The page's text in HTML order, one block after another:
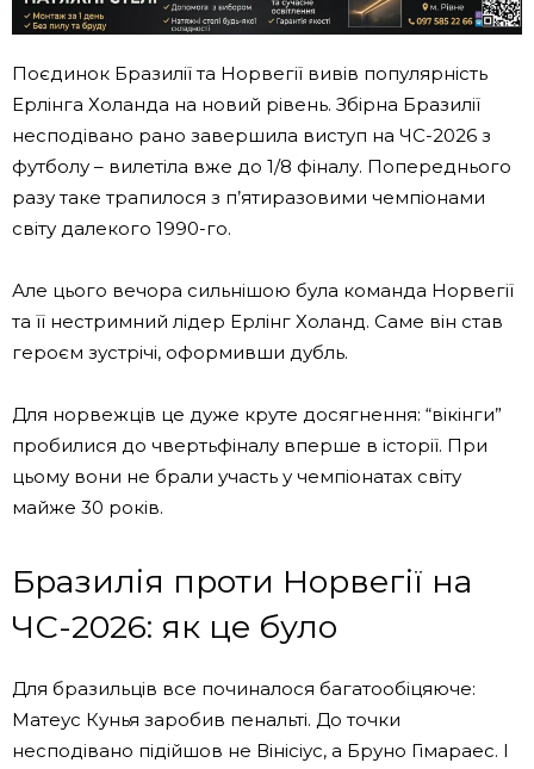
Поєдинок Бразилії та Норвегії вивів популярність
Ерлінга Холанда на новий рівень. Збірна Бразилії
несподівано рано завершила виступ на ЧС-2026 з
футболу – вилетіла вже до 1/8 фіналу. Попереднього
разу таке трапилося з п’ятиразовими чемпіонами
світу далекого 1990-го.
Але цього вечора сильнішою була команда Норвегії
та її нестримний лідер Ерлінг Холанд. Саме він став
героєм зустрічі, оформивши дубль.
Для норвежців це дуже круте досягнення: “вікінги”
пробилися до чвертьфіналу вперше в історії. При
цьому вони не брали участь у чемпіонатах світу
майже 30 років.
Бразилія проти Норвегії на
ЧС-2026: як це було
Для бразильців все починалося багатообіцяюче:
Матеус Кунья заробив пенальті. До точки
несподівано підійшов не Вінісіус, а Бруно Гімараес. І